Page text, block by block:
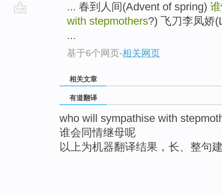
... 春到人间(Advent of spring)
with stepmothers?) 飞刀李凤娇
...
基于6个网页-相关网页
相关文章
有道翻译
who will sympathise with
谁会同情继母呢
以上为机器翻译结果，长、整句